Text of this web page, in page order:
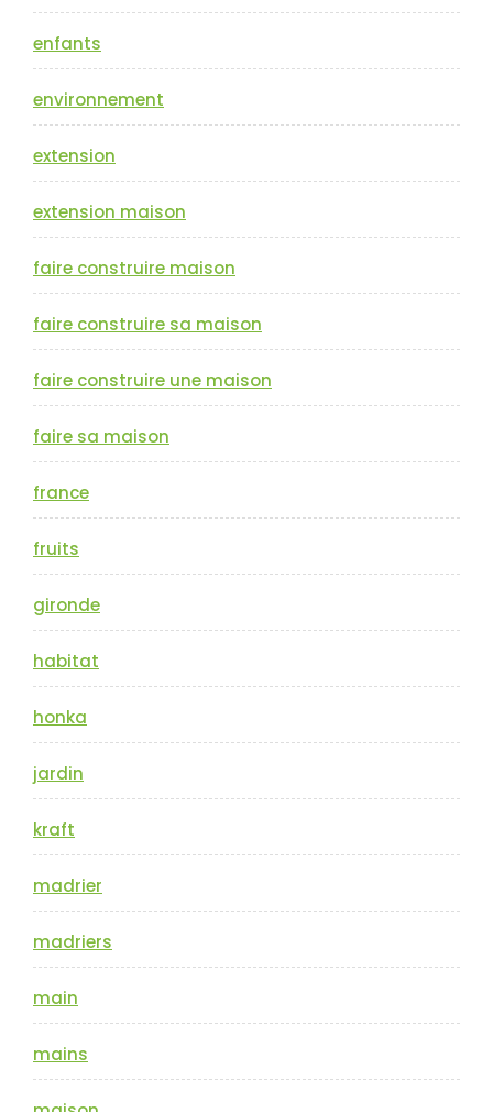
enfants
environnement
extension
extension maison
faire construire maison
faire construire sa maison
faire construire une maison
faire sa maison
france
fruits
gironde
habitat
honka
jardin
kraft
madrier
madriers
main
mains